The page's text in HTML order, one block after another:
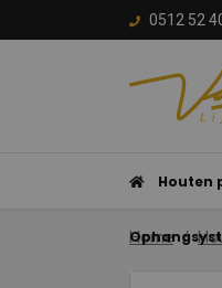
0512 52
Houten
Home